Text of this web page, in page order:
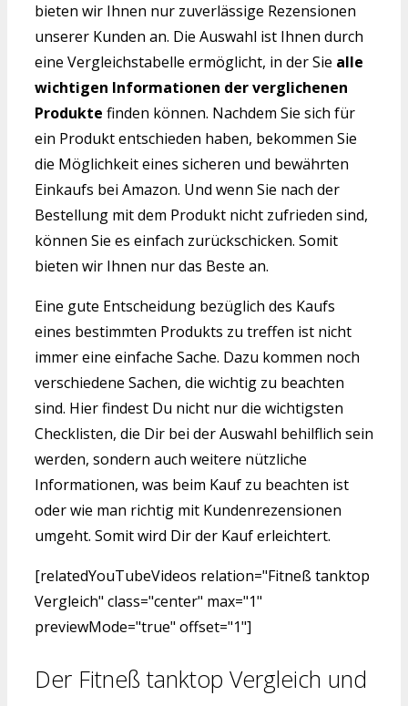
bieten wir Ihnen nur zuverlässige Rezensionen
unserer Kunden an. Die Auswahl ist Ihnen durch
eine Vergleichstabelle ermöglicht, in der Sie alle
wichtigen Informationen der verglichenen
Produkte finden können. Nachdem Sie sich für
ein Produkt entschieden haben, bekommen Sie
die Möglichkeit eines sicheren und bewährten
Einkaufs bei Amazon. Und wenn Sie nach der
Bestellung mit dem Produkt nicht zufrieden sind,
können Sie es einfach zurückschicken. Somit
bieten wir Ihnen nur das Beste an.
Eine gute Entscheidung bezüglich des Kaufs
eines bestimmten Produkts zu treffen ist nicht
immer eine einfache Sache. Dazu kommen noch
verschiedene Sachen, die wichtig zu beachten
sind. Hier findest Du nicht nur die wichtigsten
Checklisten, die Dir bei der Auswahl behilflich sein
werden, sondern auch weitere nützliche
Informationen, was beim Kauf zu beachten ist
oder wie man richtig mit Kundenrezensionen
umgeht. Somit wird Dir der Kauf erleichtert.
[relatedYouTubeVideos relation="Fitneß tanktop
Vergleich" class="center" max="1"
previewMode="true" offset="1"]
Der Fitneß tanktop Vergleich und